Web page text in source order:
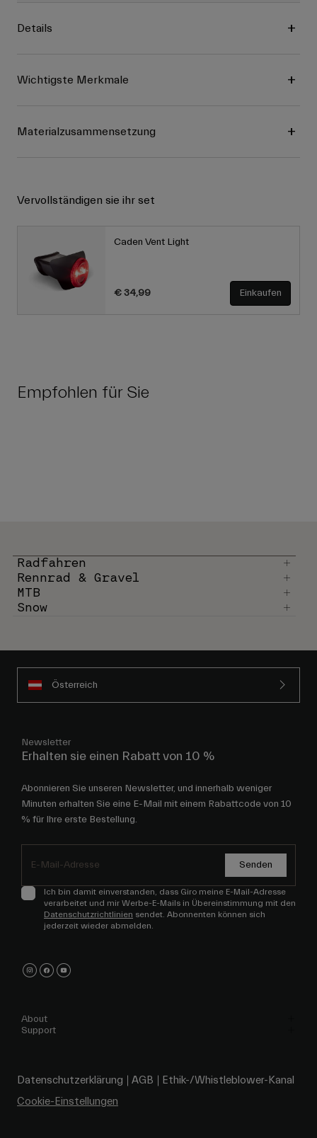
Details
Wichtigste Merkmale
Materialzusammensetzung
Vervollständigen sie ihr set
Caden Vent Light
€ 34,99 Einkaufen
Empfohlen für Sie
Radfahren
Rennrad & Gravel
MTB
Snow
Österreich
Newsletter
Erhalten sie einen Rabatt von 10 %
Abonnieren Sie unseren Newsletter, und innerhalb weniger
Minuten erhalten Sie eine E-Mail mit einem Rabattcode von 10
% für Ihre erste Bestellung.
Senden
Ich bin damit einverstanden, dass Giro meine E-Mail-Adresse
verarbeitet und mir Werbe-E-Mails in Übereinstimmung mit den
Datenschutzrichtlinien sendet. Abonnenten können sich
jederzeit wieder abmelden.
About
Support
Datenschutzerklärung AGB
Ethik-/Whistleblower-Kanal
Cookie-Einstellungen